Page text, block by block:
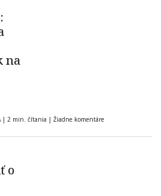
na
| 2 min. čítania | Žiadne komentáre
o